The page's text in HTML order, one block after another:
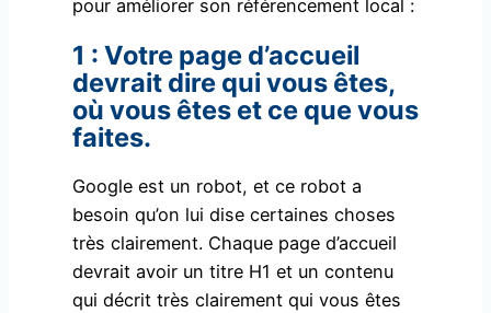
pour améliorer son référencement local :
1 : Votre page d’accueil
devrait dire qui vous êtes,
où vous êtes et ce que vous
faites.
Google est un robot, et ce robot a
besoin qu’on lui dise certaines choses
très clairement. Chaque page d’accueil
devrait avoir un titre H1 et un contenu
qui décrit très clairement qui vous êtes